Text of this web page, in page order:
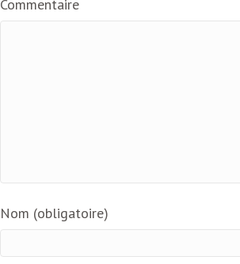
l
Commentaire
Nom (obligatoire)